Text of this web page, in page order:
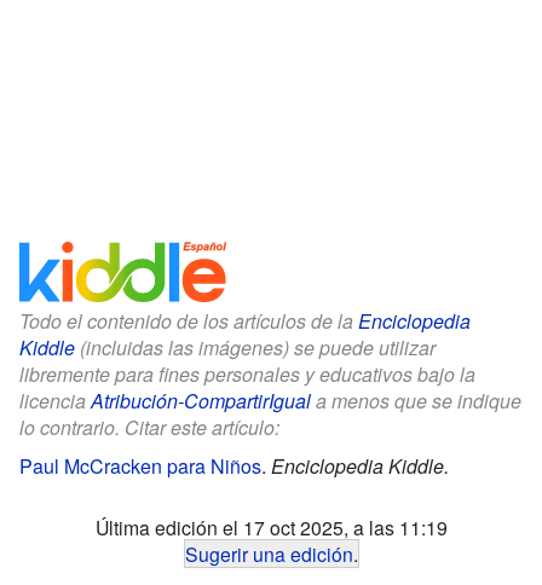
Todo el contenido de los artículos de la Enciclopedia
Kiddle (incluidas las imágenes) se puede utilizar
libremente para fines personales y educativos bajo la
licenciaAtribución-CompartirIguala menos que se indique
lo contrario. Citar este artículo:
Paul McCracken para Niños. Enciclopedia Kiddle.
Última edición el 17 oct 2025, a las 11:19
Sugerir una edición.